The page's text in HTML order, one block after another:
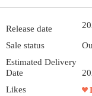
Release date
Sale status
Estimated Delivery
Date
Likes